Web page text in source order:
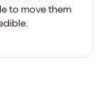
to move them